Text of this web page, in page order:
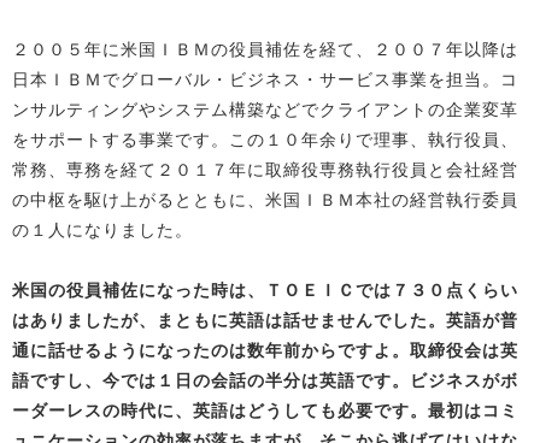
２００５年に米国ＩＢＭの役員補佐を経て、２００７年以降は
日本ＩＢＭでグローバル・ビジネス・サービス事業を担当。コ
ンサルティングやシステム構築などでクライアントの企業変革
をサポートする事業です。この１０年余りで理事、執行役員、
常務、専務を経て２０１７年に取締役専務執行役員と会社経営
の中枢を駆け上がるとともに、米国ＩＢＭ本社の経営執行委員
の１人になりました。
米国の役員補佐になった時は、ＴＯＥＩＣでは７３０点くらい
はありましたが、まともに英語は話せませんでした。英語が普
通に話せるようになったのは数年前からですよ。取締役会は英
語ですし、今では１日の会話の半分は英語です。ビジネスがボ
ーダーレスの時代に、英語はどうしても必要です。最初はコミ